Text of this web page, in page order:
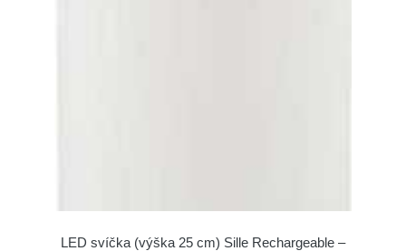
LED svíčka (výška 25 cm) Sille Rechargeable –